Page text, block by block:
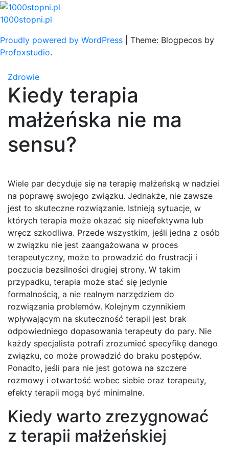
Skip
to
1000stopni.pl
Proudly powered by WordPress
Theme: Blogpecos by
Profoxstudio.
Zdrowie
Kiedy terapia
małżeńska nie ma
sensu?
Wiele par decyduje się na terapię małżeńską w nadziei
na poprawę swojego związku. Jednakże, nie zawsze
jest to skuteczne rozwiązanie. Istnieją sytuacje, w
których terapia może okazać się nieefektywna lub
wręcz szkodliwa. Przede wszystkim, jeśli jedna z osób
w związku nie jest zaangażowana w proces
terapeutyczny, może to prowadzić do frustracji i
poczucia bezsilności drugiej strony. W takim
przypadku, terapia może stać się jedynie
formalnością, a nie realnym narzędziem do
rozwiązania problemów. Kolejnym czynnikiem
wpływającym na skuteczność terapii jest brak
odpowiedniego dopasowania terapeuty do pary. Nie
każdy specjalista potrafi zrozumieć specyfikę danego
związku, co może prowadzić do braku postępów.
Ponadto, jeśli para nie jest gotowa na szczere
rozmowy i otwartość wobec siebie oraz terapeuty,
efekty terapii mogą być minimalne.
Kiedy warto zrezygnować
z terapii małżeńskiej